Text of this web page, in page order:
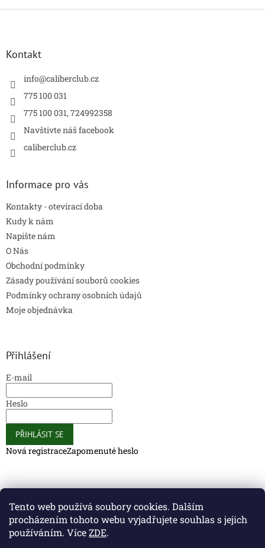
Tento web používá soubory cookies. Dalším
procházením tohoto webu vyjadřujete souhlas s jejich
používáním. VíceZDE.
Z
Kontakt
info@caliberclub.cz
775 100 031
775 100 031, 724992358
Navštivte náš facebook
caliberclub.cz
Informace pro vás
Kontakty - otevírací doba
Kudy k nám
Napište nám
O Nás
Obchodní podmínky
Zásady používání souborů cookies
Podmínky ochrany osobních údajů
Moje objednávka
Přihlášení
E-mail
Heslo
PŘIHLÁSIT SE
Nová registraceZapomenuté heslo